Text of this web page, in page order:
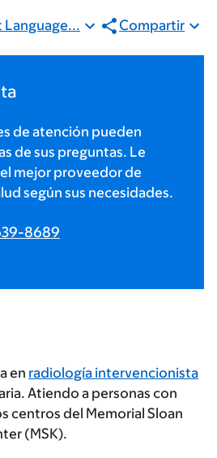
Language... Compartir
de atención pueden
de sus preguntas. Le
mejor proveedor de
según sus necesidades.
8689
en radiología intervencionista
Atiendo a personas con
centros del Memorial Sloan
(MSK).